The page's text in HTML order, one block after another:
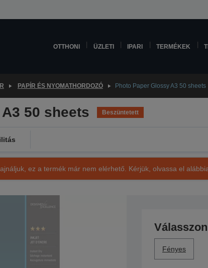
OTTHONI ÜZLETI IPARI TERMÉKEK
PAPÍR ÉS NYOMATHORDOZÓ Photo Paper Glossy A3 50 sheets
50 sheets Beszüntetett
ez a termék már nem elérhető. Kérjük, olvassa el
Fényes